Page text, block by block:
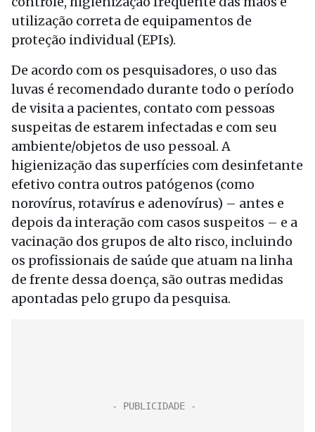
utilização correta de equipamentos de
proteção individual (EPIs).
De acordo com os pesquisadores, o uso das
luvas é recomendado durante todo o período
de visita a pacientes, contato com pessoas
suspeitas de estarem infectadas e com seu
ambiente/objetos de uso pessoal. A
higienização das superfícies com desinfetante
efetivo contra outros patógenos (como
norovírus, rotavírus e adenovírus) – antes e
depois da interação com casos suspeitos – e a
vacinação dos grupos de alto risco, incluindo
os profissionais de saúde que atuam na linha
de frente dessa doença, são outras medidas
apontadas pelo grupo da pesquisa.